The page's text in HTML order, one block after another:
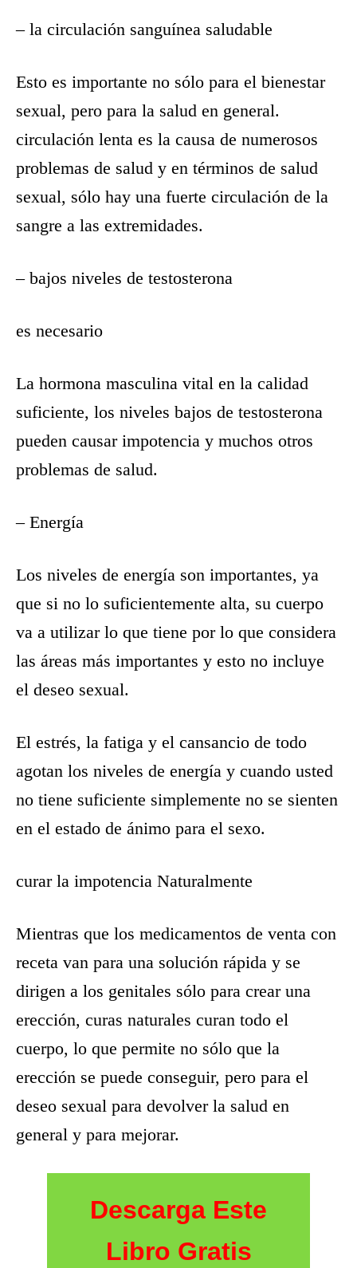
– la circulación sanguínea saludable
Esto es importante no sólo para el bienestar
sexual, pero para la salud en general.
circulación lenta es la causa de numerosos
problemas de salud y en términos de salud
sexual, sólo hay una fuerte circulación de la
sangre a las extremidades.
– bajos niveles de testosterona
es necesario
La hormona masculina vital en la calidad
suficiente, los niveles bajos de testosterona
pueden causar impotencia y muchos otros
problemas de salud.
– Energía
Los niveles de energía son importantes, ya
que si no lo suficientemente alta, su cuerpo
va a utilizar lo que tiene por lo que considera
las áreas más importantes y esto no incluye
el deseo sexual.
El estrés, la fatiga y el cansancio de todo
agotan los niveles de energía y cuando usted
no tiene suficiente simplemente no se sienten
en el estado de ánimo para el sexo.
curar la impotencia Naturalmente
Mientras que los medicamentos de venta con
receta van para una solución rápida y se
dirigen a los genitales sólo para crear una
erección, curas naturales curan todo el
cuerpo, lo que permite no sólo que la
erección se puede conseguir, pero para el
deseo sexual para devolver la salud en
general y para mejorar.
Descarga Este
Libro Gratis